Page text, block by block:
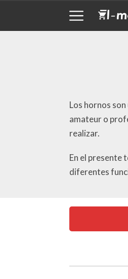
Los hornos
amateur o
realizar.
En el presente
diferentes